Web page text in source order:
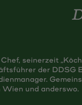
seinerzeit
der DDSG
und anderswo.